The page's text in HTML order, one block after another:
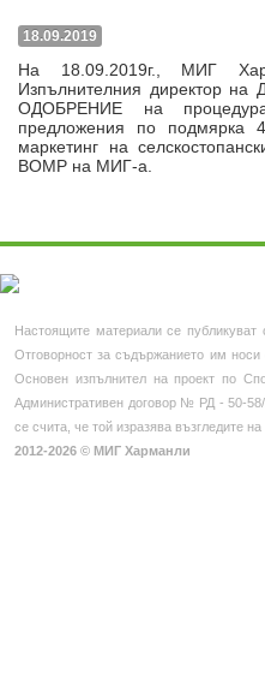
Стратегия
Мерки
Дейности
Профил на купувача
МЕСТНИ И ИНИЦИАТИВНИ
Нормативна уредба
Полезни връзки
18.09.2019
На 18.09.2019г., МИГ
Изпълнителния директор
ОДОБРЕНИЕ на
предложения по подмярка
маркетинг на
ВОМР на МИГ-а.
Настоящите материали се
Отговорност за съдържанието им
Основен изпълнител на проект по
Административен договор № РД - 50-
се счита, че той изразява възгледите на
2012-2026 © МИГ Харманли